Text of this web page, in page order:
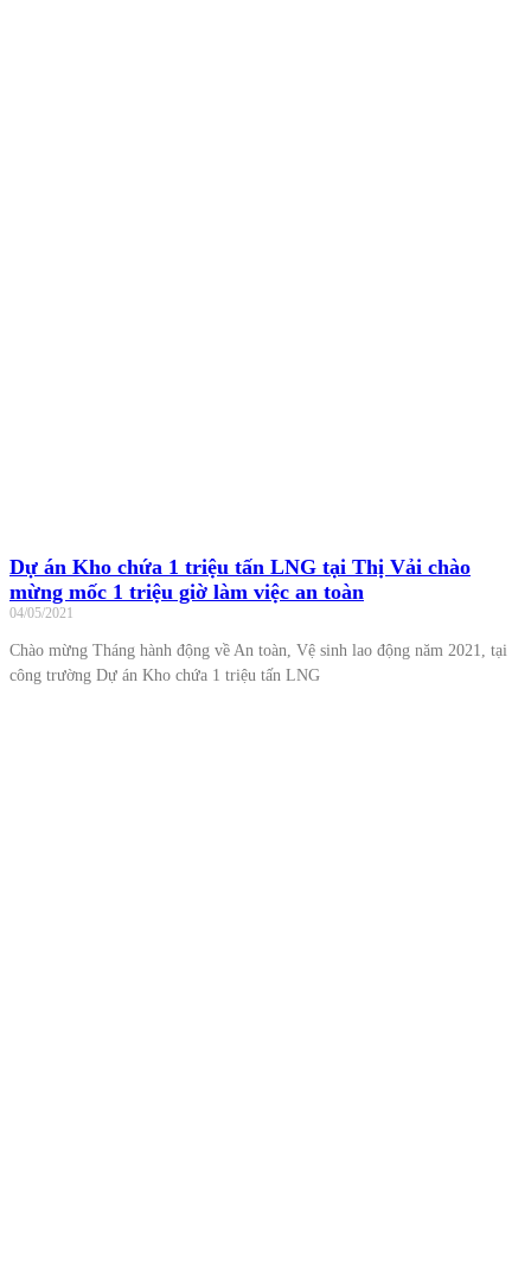
Dự án Kho chứa 1 triệu tấn LNG tại Thị Vải chào
mừng mốc 1 triệu giờ làm việc an toàn
04/05/2021
Chào mừng Tháng hành động về An toàn, Vệ sinh lao động năm 2021, tại
công trường Dự án Kho chứa 1 triệu tấn LNG